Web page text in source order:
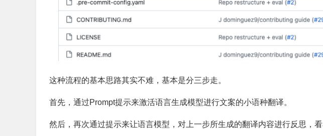
这种流程的基本思路其实不难，基本是分三步走。
首先，通过Prompt提示来激活语言生成模型进行文案的小语种翻译。
然后，再次通过提示来让语言模型，对上一步所生成的翻译内容进行反思，看